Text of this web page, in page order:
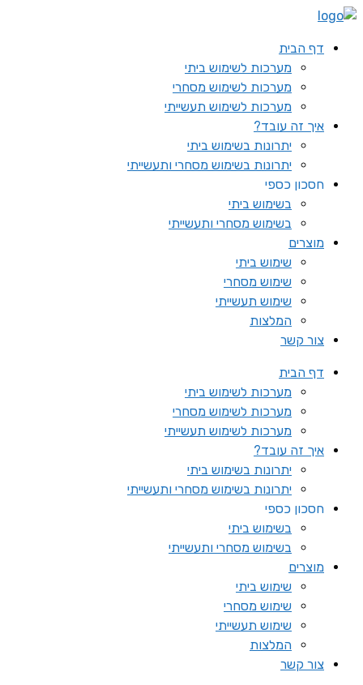
דף הבית
מערכות לשימוש ביתי
מערכות לשימוש מסחרי
מערכות לשימוש תעשייתי
איך זה עובד?
יתרונות בשימוש ביתי
יתרונות בשימוש מסחרי ותעשייתי
חסכון כספי
בשימוש ביתי
בשימוש מסחרי ותעשייתי
מוצרים
שימוש ביתי
שימוש מסחרי
שימוש תעשייתי
המלצות
צור קשר
דף הבית
מערכות לשימוש ביתי
מערכות לשימוש מסחרי
מערכות לשימוש תעשייתי
איך זה עובד?
יתרונות בשימוש ביתי
יתרונות בשימוש מסחרי ותעשייתי
חסכון כספי
בשימוש ביתי
בשימוש מסחרי ותעשייתי
מוצרים
שימוש ביתי
שימוש מסחרי
שימוש תעשייתי
המלצות
צור קשר